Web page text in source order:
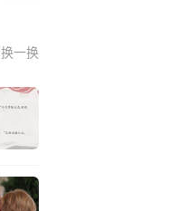
换一换